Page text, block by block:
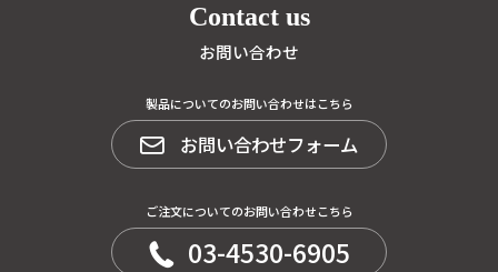
Contact us
お問い合わせ
製品についてのお問い合わせはこちら
お問い合わせフォーム
ご注文についてのお問い合わせこちら
03-4530-6905